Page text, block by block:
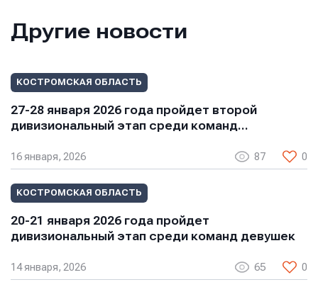
Другие новости
КОСТРОМСКАЯ ОБЛАСТЬ
27-28 января 2026 года пройдет второй
дивизиональный этап среди команд…
16 января, 2026 87 0
КОСТРОМСКАЯ ОБЛАСТЬ
20-21 января 2026 года пройдет
дивизиональный этап среди команд девушек
14 января, 2026 65 0
Отправить
условиями обработки персональных данных
Отправить
условиями обработки персональных данных
Сообщение
Отправить
Нажимая кнопку “Отправить”, вы соглашаетесь с
условиями обработки персональных данных